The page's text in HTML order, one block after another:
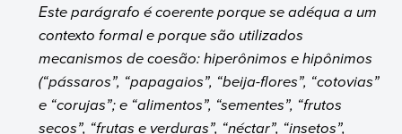
Este parágrafo é coerente porque se adéqua a um
contexto formal e porque são utilizados
mecanismos de coesão: hiperônimos e hipônimos
(“pássaros”, “papagaios”, “beija-flores”, “cotovias”
e “corujas”; e “alimentos”, “sementes”, “frutos
secos”, “frutas e verduras”, “néctar”, “insetos”,